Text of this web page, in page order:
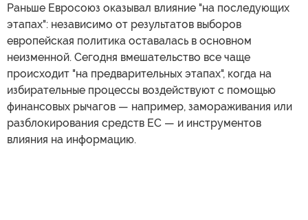
Раньше Евросоюз оказывал влияние "на последующих
этапах": независимо от результатов выборов
европейская политика оставалась в основном
неизменной. Сегодня вмешательство все чаще
происходит "на предварительных этапах", когда на
избирательные процессы воздействуют с помощью
финансовых рычагов — например, замораживания или
разблокирования средств ЕС — и инструментов
влияния на информацию.